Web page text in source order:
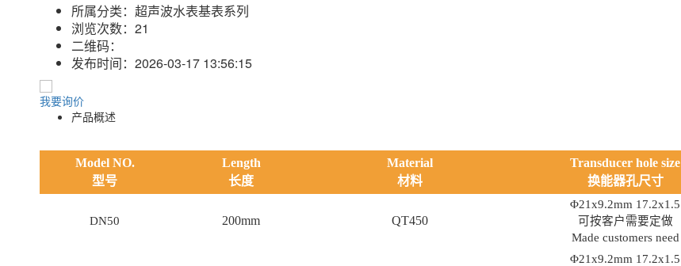
所属分类： 超声波水表基表系列
浏览次数： 21
二维码：
发布时间： 2026-03-17 13:56:15
我要询价
产品概述
Model NO.
型号
Length
长度
Material
材料
Transducer hole size
换能器孔尺寸
DN50 200mm QT450
Φ21x9.2mm 17.2x1.5
可按客户需要定做
Made customers need
Φ21x9.2mm 17.2x1.5